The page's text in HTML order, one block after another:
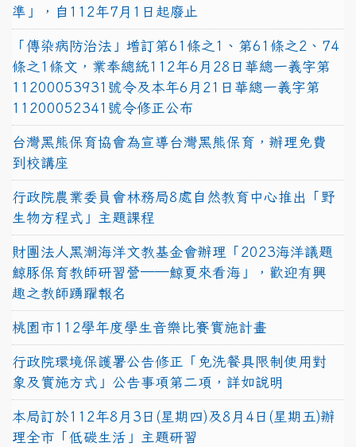
準」，自112年7月1日起廢止
「傳染病防治法」增訂第61條之1、第61條之2、74
條之1條文，業奉總統112年6月28日華總一義字第
11200053931號令及本年6月21日華總一義字第
11200052341號令修正公布
台灣黑熊保育協會為宣導台灣黑熊保育，辦理免費
到校講座
行政院農業委員會林務局8處自然教育中心推出「野
生物方程式」主題課程
財團法人黑潮海洋文教基金會辦理「2023海洋議題
鯨豚保育教師研習營──鯨夏來看海」，歡迎有興
趣之教師踴躍報名
桃園市112學年度學生音樂比賽實施計畫
行政院環境保護署公告修正「免洗餐具限制使用對
象及實施方式」公告事項第二項，詳如說明
本局訂於112年8月3日(星期四)及8月4日(星期五)辦
理全市「低碳生活」主題研習